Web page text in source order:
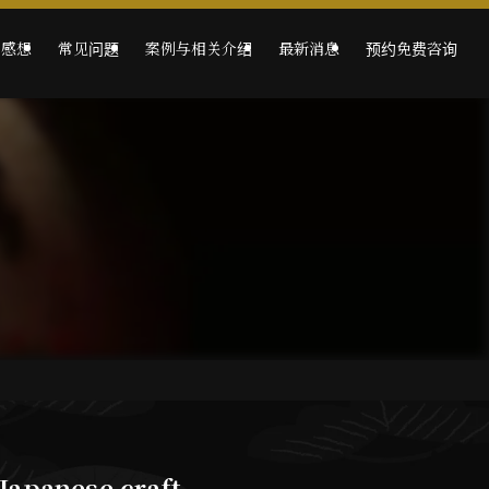
想 常见问题 案例与相关介绍 最新消息 预约免费咨询